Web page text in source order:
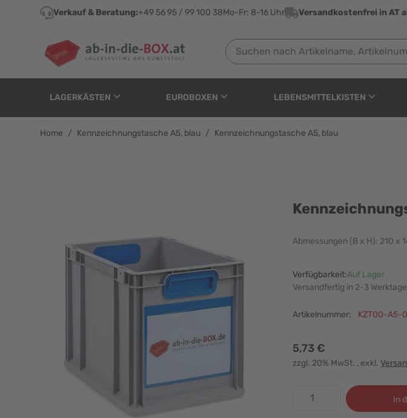
Direkt zum Inhalt
Verkauf & Beratung:+49 56 95 / 99 100 38Mo-Fr: 8-16 Uhr Versandkostenfrei in AT
Suchen nach Artikelname, Artikelnummer,
LAGERKÄSTEN EUROBOXEN LEBENSMITTELKISTEN
Home / Kennzeichnungstasche A5, blau / Kennzeichnungstasche A5, blau
Kennzeichnungstasche A5, blau
Abmessungen (B x H): 210 x
Verfügbarkeit:Auf Lager
Versandfertig in 2-3
Artikelnummer: KZT00-A5-
5,73 €
zzgl. 20% MwSt. , exkl.
In